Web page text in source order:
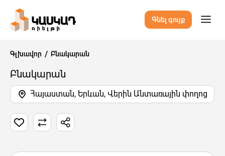
Գնել գույք
Գլխավոր Բնակարան
Բնակարան
Հայաստան, Երևան, Վերին Անտառային փողոց